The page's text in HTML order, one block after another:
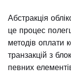
Абстракція
це процес
методів оплати
транзакцій з
певних